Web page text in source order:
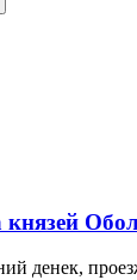
денек,